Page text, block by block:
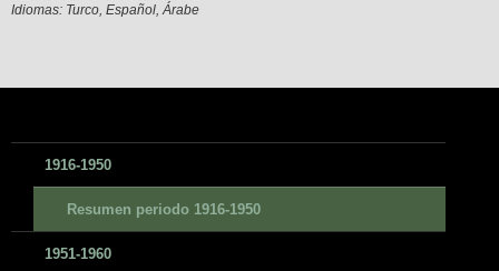
Idiomas: Turco, Español, Árabe
1916-1950
Resumen periodo 1916-1950
1951-1960